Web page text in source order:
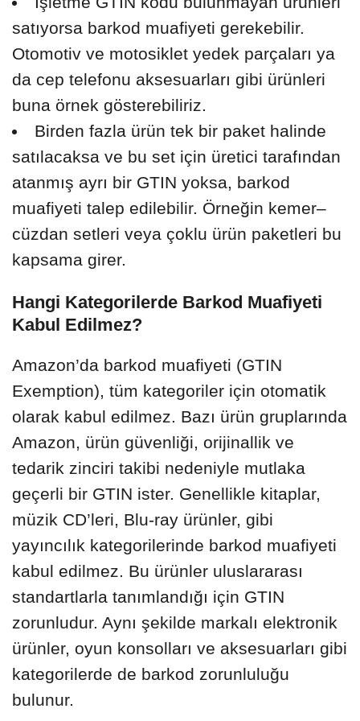
satıyorsa barkod muafiyeti gerekebilir.
Otomotiv ve motosiklet yedek parçaları ya
da cep telefonu aksesuarları gibi ürünleri
buna örnek gösterebiliriz.
Birden fazla ürün tek bir paket halinde
satılacaksa ve bu set için üretici tarafından
atanmış ayrı bir GTIN yoksa, barkod
muafiyeti talep edilebilir. Örneğin kemer–
cüzdan setleri veya çoklu ürün paketleri bu
kapsama girer.
Hangi Kategorilerde Barkod Muafiyeti
Kabul Edilmez?
Amazon’da barkod muafiyeti (GTIN
Exemption), tüm kategoriler için otomatik
olarak kabul edilmez. Bazı ürün gruplarında
Amazon, ürün güvenliği, orijinallik ve
tedarik zinciri takibi nedeniyle mutlaka
geçerli bir GTIN ister. Genellikle kitaplar,
müzik CD’leri, Blu-ray ürünler, gibi
yayıncılık kategorilerinde barkod muafiyeti
kabul edilmez. Bu ürünler uluslararası
standartlarla tanımlandığı için GTIN
zorunludur. Aynı şekilde markalı elektronik
ürünler, oyun konsolları ve aksesuarları gibi
kategorilerde de barkod zorunluluğu
bulunur.